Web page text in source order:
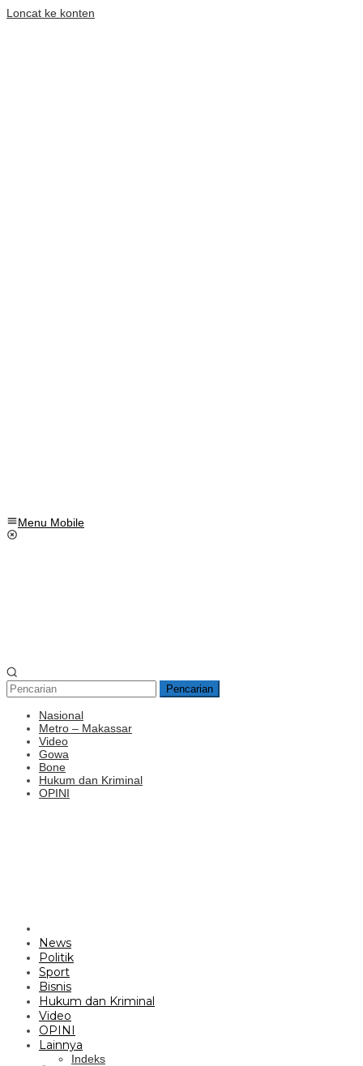
Loncat ke konten
Menu Mobile
Pencarian
Nasional
Metro – Makassar
Video
Gowa
Bone
Hukum dan Kriminal
OPINI
News
Politik
Sport
Bisnis
Hukum dan Kriminal
Video
OPINI
Lainnya
Indeks